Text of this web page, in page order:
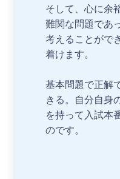
そして、心に余
難関な問題であ
考えることがで
着けます。
基本問題で正解
きる。自分自身
を持って入試本
のです。